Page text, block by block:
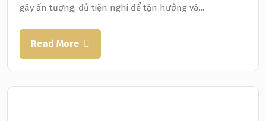
gây ấn tượng, đủ tiện nghi để tận hưởng và...
Read More